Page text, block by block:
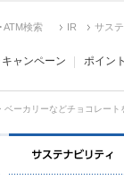
ATM検索 IR サス
ャンペーン ポイン
ベーカリーなどチョコレー